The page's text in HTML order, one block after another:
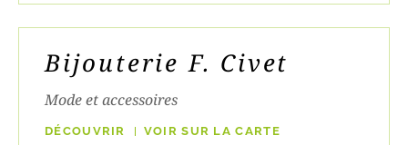
Bijouterie F. Civet
Mode et accessoires
DÉCOUVRIR
VOIR SUR LA CARTE